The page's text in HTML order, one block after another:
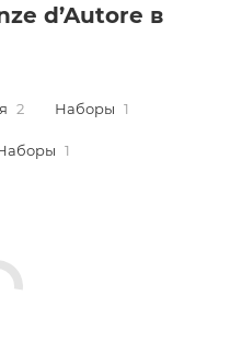
d’Autore в
2 Наборы 1
1